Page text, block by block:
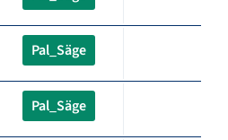
Pal_Säge
Pal_Säge